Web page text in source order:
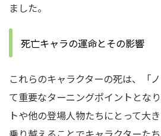
ました。
死亡キャラの運命とその影響
これらのキャラクターの死は、「
て重要なターニングポイントとな
トや他の登場人物たちにとって大